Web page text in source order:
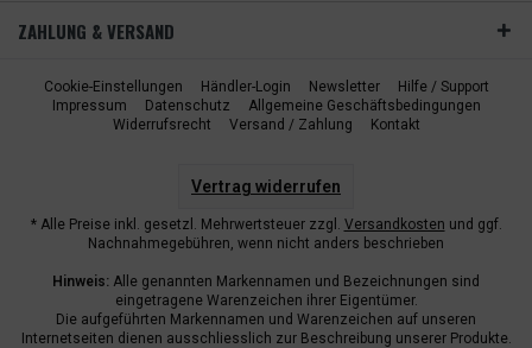
ZAHLUNG & VERSAND
Cookie-Einstellungen Händler-Login Newsletter
Hilfe / Support
Impressum
Datenschutz
Allgemeine Geschäftsbedingungen
Widerrufsrecht
Versand / Zahlung Kontakt
Vertrag widerrufen
* Alle Preise inkl. gesetzl. Mehrwertsteuer zzgl. Versandkosten und ggf.
Nachnahmegebühren, wenn nicht anders beschrieben
Hinweis: Alle genannten Markennamen und Bezeichnungen sind
eingetragene Warenzeichen ihrer Eigentümer.
Die aufgeführten Markennamen und Warenzeichen auf unseren
Internetseiten dienen ausschliesslich zur Beschreibung unserer Produkte.